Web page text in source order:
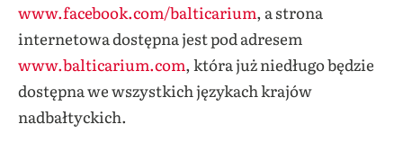
www.facebook.com/balticarium, a strona
internetowa dostępna jest pod adresem
www.balticarium.com, która już niedługo będzie
dostępna we wszystkich językach krajów
nadbałtyckich.